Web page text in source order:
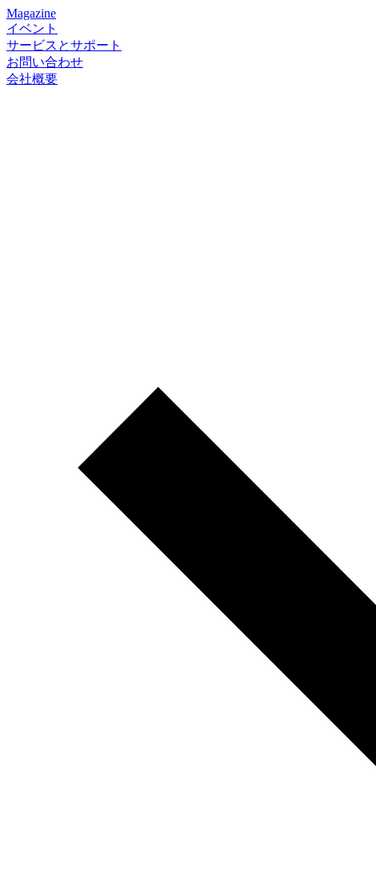
Magazine
イベント
サービスとサポート
お問い合わせ
会社概要